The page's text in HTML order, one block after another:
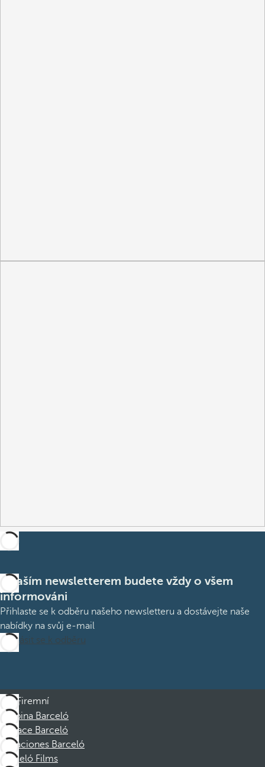
S naším newsletterem budete vždy o všem
informováni
Přihlaste se k odběru našeho newsletteru a dostávejte naše
nabídky na svůj e-mail
Přihlásit se k odběru
Firemní
Skupina Barceló
Nadace Barceló
Vacaciones Barceló
Barceló Films